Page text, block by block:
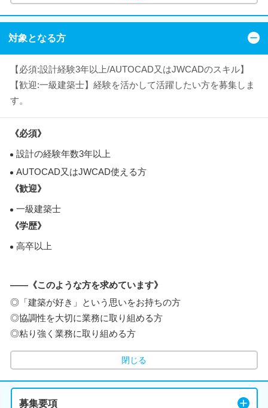
対象となる方
【必須:設計経験3年以上/AUTOCAD又はJWCADのスキル】
【歓迎:一級建築士】経験を活かして活躍したい方を募集しま
す。
《必須》
設計の経験年数3年以上
AUTOCAD又はJWCAD使える方
《歓迎》
一級建築士
《学歴》
高卒以上
――《このような方を求めています》
◎「建築が好き」という思いをお持ちの方
◎協調性を大切に業務に取り組める方
◎粘り強く業務に取り組める方
閉じる
募集要項